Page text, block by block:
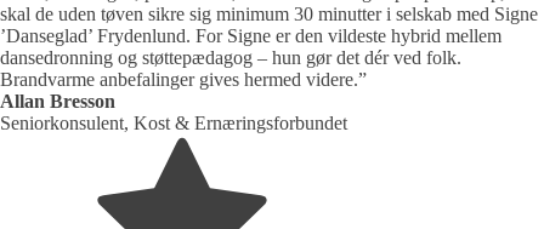
skal de uden tøven sikre sig minimum 30 minutter i selskab med Signe
’Danseglad’ Frydenlund. For Signe er den vildeste hybrid mellem
dansedronning og støttepædagog – hun gør det dér ved folk.
Brandvarme anbefalinger gives hermed videre.”
Allan Bresson
Seniorkonsulent, Kost & Ernæringsforbundet